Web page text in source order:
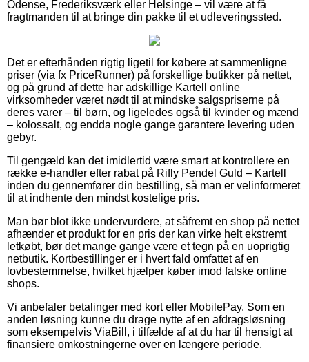
Odense, Frederiksværk eller Helsinge – vil være at få
fragtmanden til at bringe din pakke til et udleveringssted.
Det er efterhånden rigtig ligetil for købere at sammenligne
priser (via fx PriceRunner) på forskellige butikker på nettet,
og på grund af dette har adskillige Kartell online
virksomheder været nødt til at mindske salgspriserne på
deres varer – til børn, og ligeledes også til kvinder og mænd
– kolossalt, og endda nogle gange garantere levering uden
gebyr.
Til gengæld kan det imidlertid være smart at kontrollere en
række e-handler efter rabat på Rifly Pendel Guld – Kartell
inden du gennemfører din bestilling, så man er velinformeret
til at indhente den mindst kostelige pris.
Man bør blot ikke undervurdere, at såfremt en shop på nettet
afhænder et produkt for en pris der kan virke helt ekstremt
letkøbt, bør det mange gange være et tegn på en uoprigtig
netbutik. Kortbestillinger er i hvert fald omfattet af en
lovbestemmelse, hvilket hjælper køber imod falske online
shops.
Vi anbefaler betalinger med kort eller MobilePay. Som en
anden løsning kunne du drage nytte af en afdragsløsning
som eksempelvis ViaBill, i tilfælde af at du har til hensigt at
finansiere omkostningerne over en længere periode.